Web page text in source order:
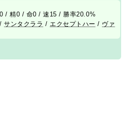
/ 精0 / 命0 / 速15 / 勝率20.0%
/サンタクララ / エクセプトハー / ヴァ